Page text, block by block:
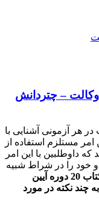
هر آزمونی آشنایی با
مستلزم استفاده از
داوطلبین با این امر
خود را در شراط شبیه
جهت سهولت مراجعه به کتاب 20 دوره آیین
چند نکته در مورد